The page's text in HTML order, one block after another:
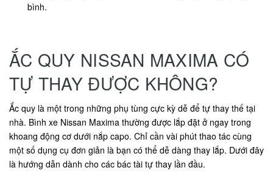
bình.
ẮC QUY NISSAN MAXIMA CÓ
TỰ THAY ĐƯỢC KHÔNG?
Ắc quy là một trong những phụ tùng cực kỳ dễ để tự thay thế tại
nhà. Bình xe Nissan Maxima thường được lắp đặt ở ngay trong
khoang động cơ dưới nắp capo. Chỉ cần vài phút thao tác cùng
một số dụng cụ đơn giản là bạn có thể dễ dàng thay lắp. Dưới đây
là hướng dẫn dành cho các bác tài tự thay lần đầu.